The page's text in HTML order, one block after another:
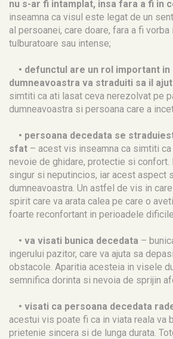
nu s-ar fi intamplat, insa fara a fi in
inseamna ca visul este legat de un
al persoanei, care doare, fara a fi
tulburatoare sau intense;
• defunctul are un rol important in
dumneavoastra va straduiti sa il
simtiti ca ati lasat ceva nerezolvat pe
dumneavoastra si persoana care a
• persoana decedata se
sfat – acest vis inseamna ca simtiti
nevoie de ghidare, protectie si
singur si neputincios, iar acest aspect
dumneavoastra. Un astfel de vis in
spirit care va arata calea pe care o
foarte reconfortant in perioadele
• va visati bunica decedata –
ingerului pazitor, care va ajuta sa
obstacole. Aparitia acesteia in visele
semnifica dorinta si nevoia de sprijin
• visati ca persoana decedata
acestui vis poate fi ca in viata reala va
prietenie sincera si de lunga durata.